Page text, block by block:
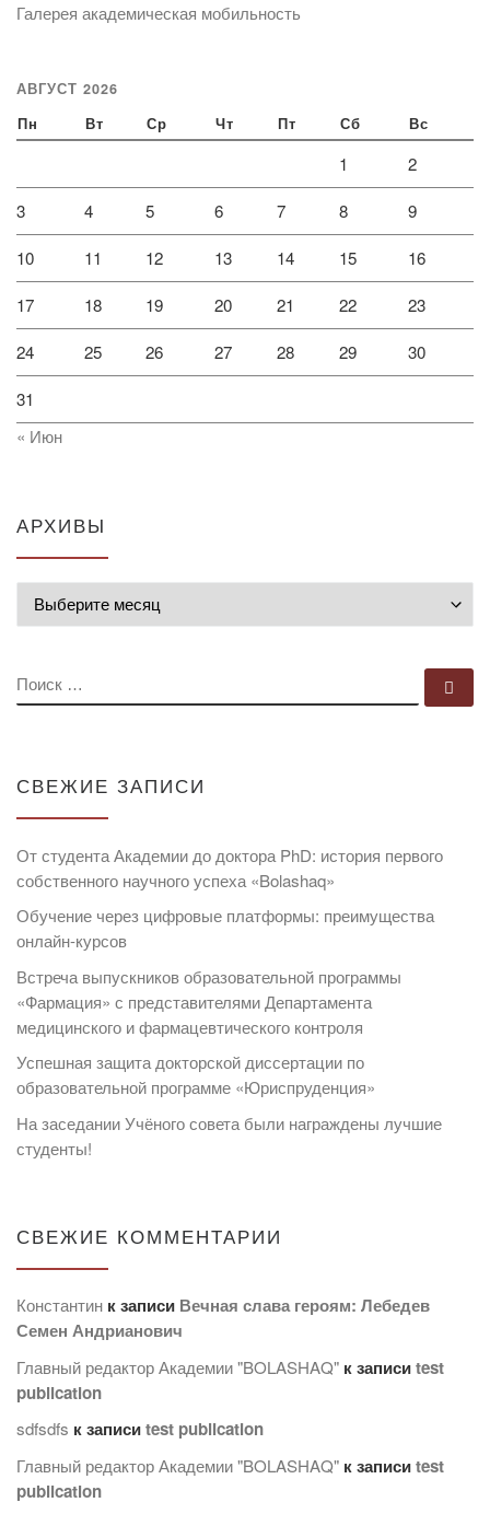
Галерея академическая мобильность
АВГУСТ 2026
Пн Вт Ср Чт Пт Сб Вс
1 2
3 4 5 6 7 8 9
10 11 12 13 14 15 16
17 18 19 20 21 22 23
24 25 26 27 28 29 30
31
« Июн
АРХИВЫ
ПОИСК
СВЕЖИЕ ЗАПИСИ
От студента Академии до доктора PhD: история первого
собственного научного успеха «Bolashaq»
Обучение через цифровые платформы: преимущества
онлайн-курсов
Встреча выпускников образовательной программы
«Фармация» с представителями Департамента
медицинского и фармацевтического контроля
Успешная защита докторской диссертации по
образовательной программе «Юриспруденция»
На заседании Учёного совета были награждены лучшие
студенты!
СВЕЖИЕ КОММЕНТАРИИ
Константин к записи Вечная слава героям: Лебедев
Семен Андрианович
Главный редактор Академии "BOLASHAQ" к записиtest
publication
sdfsdfs к записиtest publication
Главный редактор Академии "BOLASHAQ" к записиtest
publication